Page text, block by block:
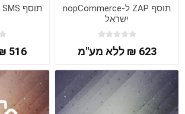
תוסף ZAP ל-nopCommerce
ישראל
623 ₪ ללא מע"מ
תוסף SMS ל-nopCommerce
516 ₪ ללא מע"מ